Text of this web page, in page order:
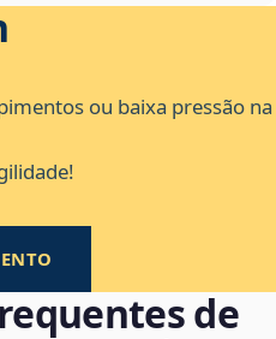
ou baixa pressão na
de